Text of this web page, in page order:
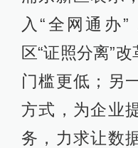
入“全网通办
区“证照分离”
门槛更低；另
方式，为企业
务，力求让数